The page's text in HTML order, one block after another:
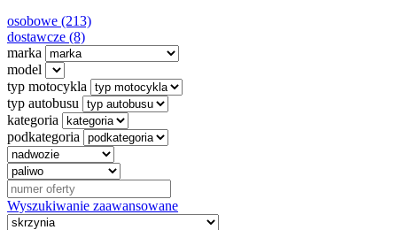
osobowe (213)
dostawcze (8)
marka
model
typ motocykla
typ autobusu
kategoria
podkategoria
Wyszukiwanie zaawansowane